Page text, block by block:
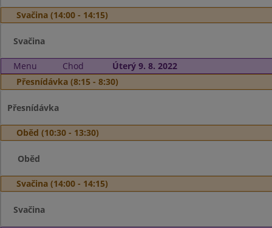
Svačina (14:00 - 14:15)
Svačina
Menu Chod
Úterý 9. 8. 2022
Přesnídávka (8:15 - 8:30)
Přesnídávka
Oběd (10:30 - 13:30)
Oběd
Svačina (14:00 - 14:15)
Svačina